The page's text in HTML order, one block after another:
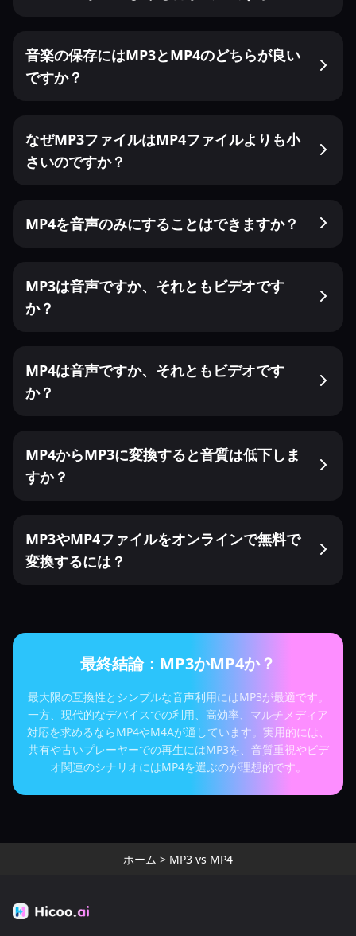
音楽の保存にはMP3とMP4のどちらが良い
ですか？
なぜMP3ファイルはMP4ファイルよりも小
さいのですか？
MP4を音声のみにすることはできますか？
MP3は音声ですか、それともビデオです
か？
MP4は音声ですか、それともビデオです
か？
MP4からMP3に変換すると音質は低下しま
すか？
MP3やMP4ファイルをオンラインで無料で
変換するには？
最終結論：MP3かMP4か？
最大限の互換性とシンプルな音声利用にはMP3が最適です。
一方、現代的なデバイスでの利用、高効率、マルチメディア
対応を求めるならMP4やM4Aが適しています。実用的には、
共有や古いプレーヤーでの再生にはMP3を、音質重視やビデ
オ関連のシナリオにはMP4を選ぶのが理想的です。
ホーム > MP3 vs MP4